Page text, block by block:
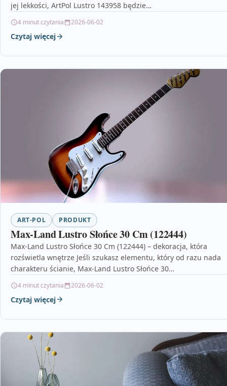
jej lekkości, ArtPol Lustro 143958 będzie…
4 minut czytania 2026-06-02
Czytaj więcej
ART-POL PRODUKT
Max-Land Lustro Słońce 30 Cm (122444)
Max-Land Lustro Słońce 30 Cm (122444) – dekoracja, która
rozświetla wnętrze Jeśli szukasz elementu, który od razu nada
charakteru ścianie, Max-Land Lustro Słońce 30…
4 minut czytania 2026-06-02
Czytaj więcej